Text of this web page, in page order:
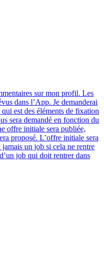
sur mon profil. Les
dans l’App. Je demanderai
est des éléments de fixation
sera demandé en fonction du
offre initiale sera publiée,
proposé. L’offre initiale sera
un job si cela ne rentre
job qui doit rentrer dans